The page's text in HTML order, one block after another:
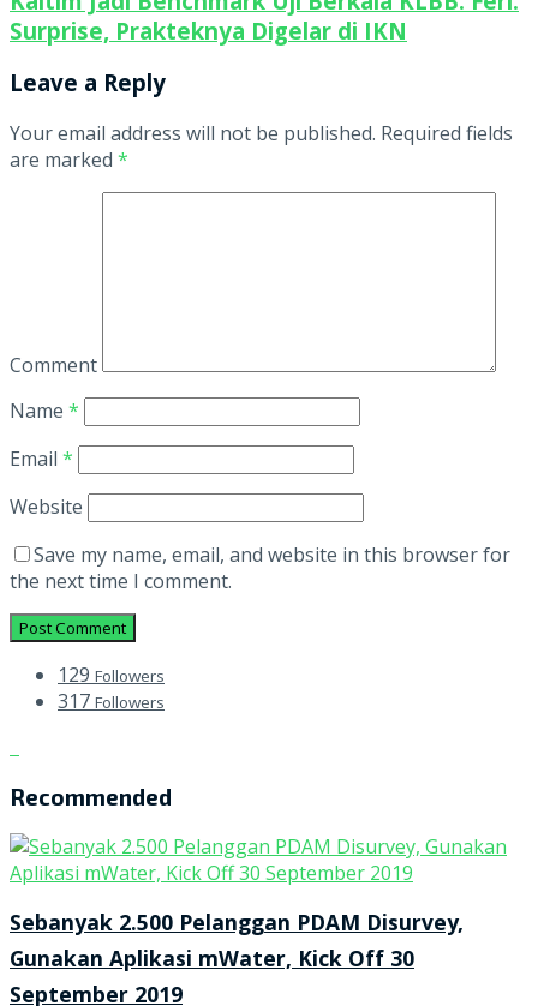
Surprise, Prakteknya Digelar di IKN
Leave a Reply
Your email address will not be published. Required fields
are marked *
Comment
Name *
Email *
Website
Save my name, email, and website in this browser for
the next time I comment.
129 Followers
317 Followers
Recommended
Sebanyak 2.500 Pelanggan PDAM Disurvey,
Gunakan Aplikasi mWater, Kick Off 30
September 2019